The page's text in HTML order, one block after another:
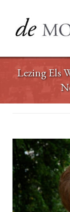
Lezing Els